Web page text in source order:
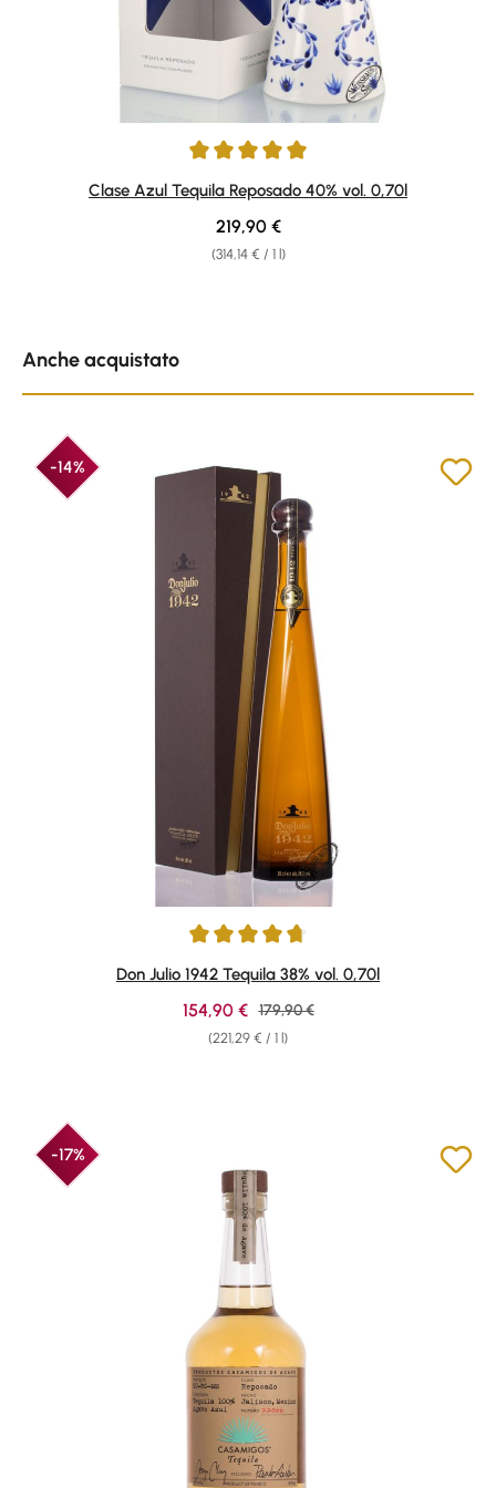
Average rating of 5 out of 5 stars
Clase Azul Tequila Reposado 40% vol. 0,70l
(314,14 € / 1 l)
Regular price:
219,90 €
Anche acquistato
-14%
Average rating of 4.84 out of 5 stars
Don Julio 1942 Tequila 38% vol. 0,70l
(221,29 € / 1 l)
Sale price:
154,90 € Regular price:
179,90 €
-17%